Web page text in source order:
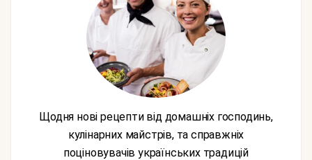
Щодня нові рецепти від домашніх господинь,
кулінарних майстрів, та справжніх
поціновувачів українських традицій